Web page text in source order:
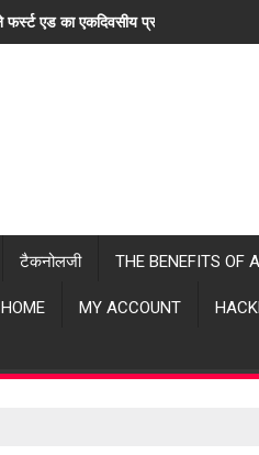
एड का एकदिवसीय प्रशिक्षण लिया।
टैकनोलजी THE BENEFITS OF
HOME MY ACCOUNT